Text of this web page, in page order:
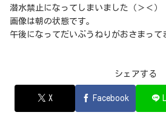
潜水禁止になってしまいました（＞＜）
画像は朝の状態です。
午後になってだいぶうねりがおさまって
シェアする
X Facebook